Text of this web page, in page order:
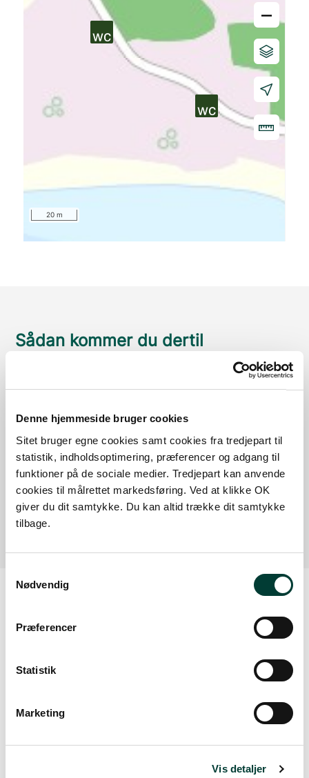
Denne hjemmeside bruger cookies
Sitet bruger egne cookies samt cookies fra tredjepart til
statistik, indholdsoptimering, præferencer og adgang til
funktioner på de sociale medier. Tredjepart kan anvende
cookies til målrettet markedsføring. Ved at klikke OK
giver du dit samtykke. Du kan altid trække dit samtykke
tilbage.
Nødvendig
Præferencer
Statistik
Marketing
Vis detaljer
–
20 m
Sådan kommer du dertil
Med offentlig transport
Google Maps
Der er ingen parkeringspladser i umiddelbar nærhed
af faciliteten.
Vejrudsigt
Man. 10.Aug
19°
Tirs. 11.Aug